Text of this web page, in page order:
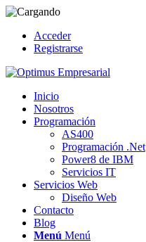
Acceder
Registrarse
Inicio
Nosotros
Programación
AS400
Programación .Net
Power8 de IBM
Servicios IT
Servicios Web
Diseño Web
Contacto
Blog
Menú Menú